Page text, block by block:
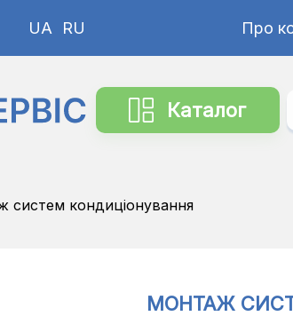
UA RU Про
Каталог
систем кондиціонування
МОНТАЖ